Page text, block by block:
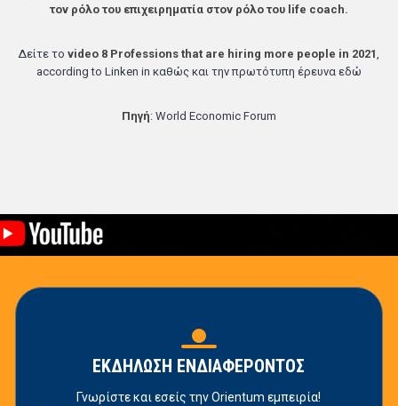
τον ρόλο του επιχειρηματία στον ρόλο του life coach.
Δείτε τοvideo 8 Professions that are hiring more people in 2021,
according to Linken in καθώς και την πρωτότυπη έρευνα εδώ
Πηγή: World Economic Forum
ΕΚΔΗΛΩΣΗ ΕΝΔΙΑΦΕΡΟΝΤΟΣ
Γνωρίστε και εσείς την Orientum εμπειρία!